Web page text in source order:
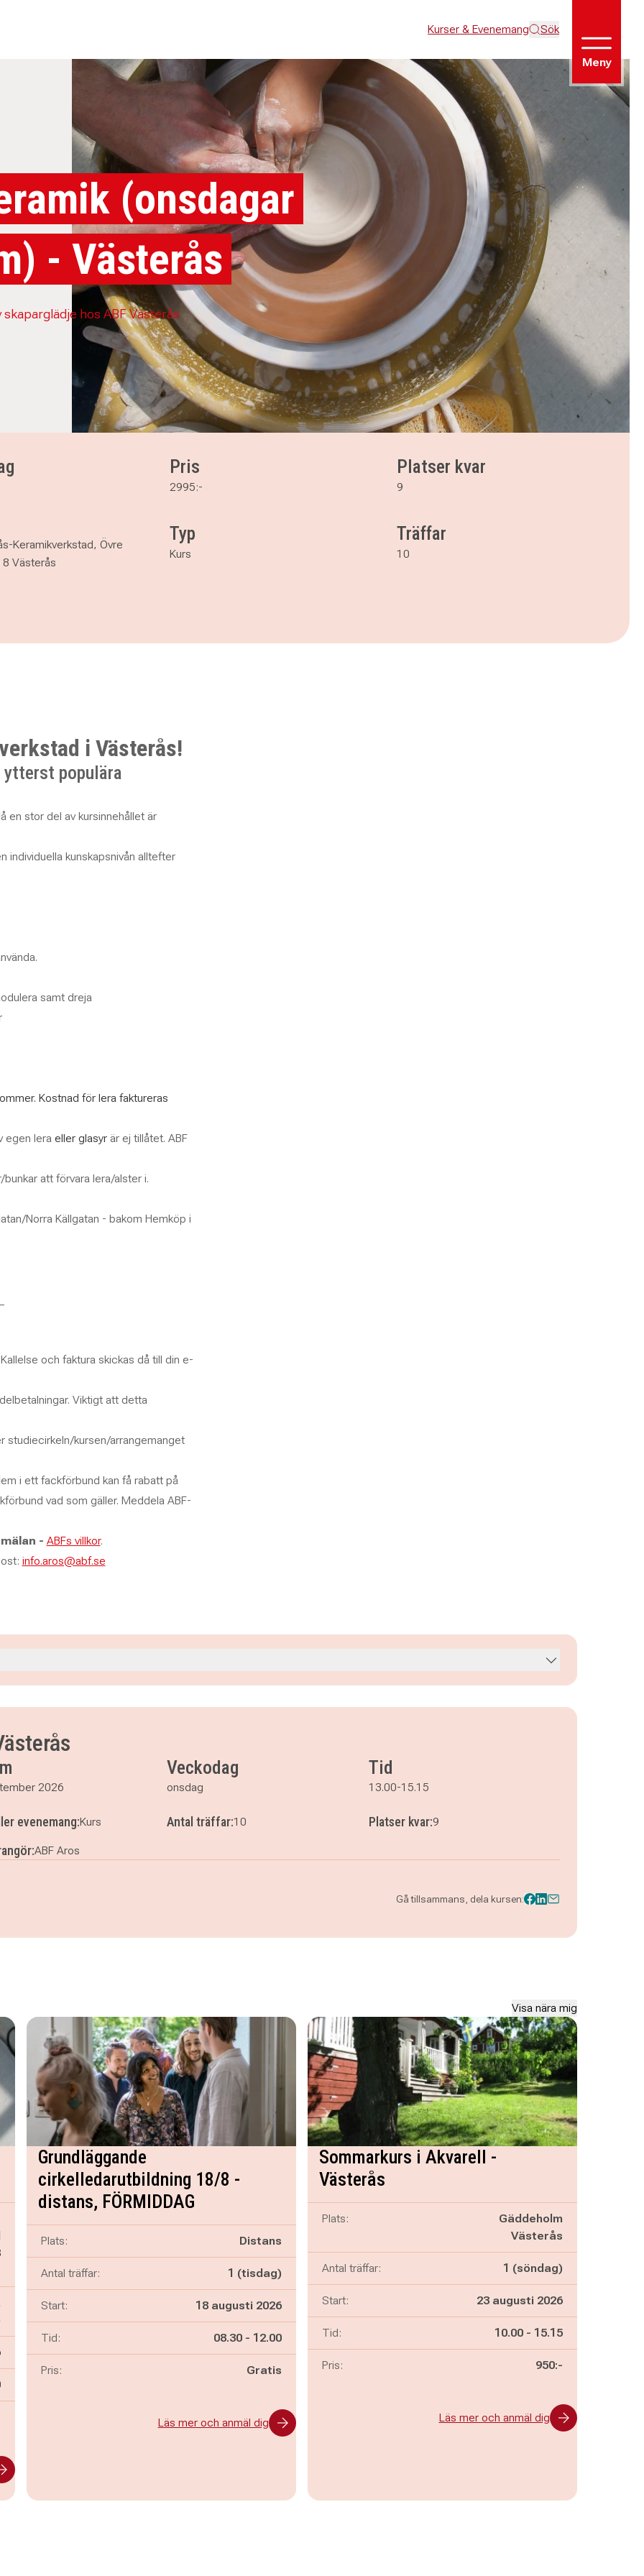
Kurser & Evenemang Sök
Meny
(onsdagar
- Västerås
skaparglädje hos ABF Västerås
Keramikverkstad, Övre
8 Västerås
Pris
2995:-
Platser kvar
9
Typ
Kurs
Träffar
10
i Västerås!
populära
en stor del av kursinnehållet är
individuella kunskapsnivån alltefter
samt dreja
Kostnad för lera faktureras
egen lera eller glasyrär ej tillåtet. ABF
att förvara lera/alster i.
Norra Källgatan - bakom Hemköp i
och faktura skickas då till din e-
Viktigt att detta
studiecirkeln/kursen/arrangemanget
i ett fackförbund kan få rabatt på
vad som gäller. Meddela ABF-
- ABFs villkor.
info.aros@abf.se
2026
Veckodag
onsdag
Tid
13.00-15.15
evenemang:Kurs Antal träffar:10 Platser kvar:9
ABF Aros
Västerås Gå tillsammans, dela kursen:
Visa nära mig
Grundläggande
cirkelledarutbildning 18/8 -
distans, FÖRMIDDAG
Plats: Distans
Antal träffar: 1 (tisdag)
Start: 18 augusti 2026
Tid: Pågår mellan
08.30 - och
12.00
Pris: Gratis
Läs mer och anmäl dig
Sommarkurs i Akvarell -
Västerås
Plats:
Gäddeholm
Västerås
Antal träffar: 1 (söndag)
Start: 23 augusti 2026
Tid: Pågår mellan
10.00 - och
15.15
Pris: 950:-
Läs mer och anmäl dig